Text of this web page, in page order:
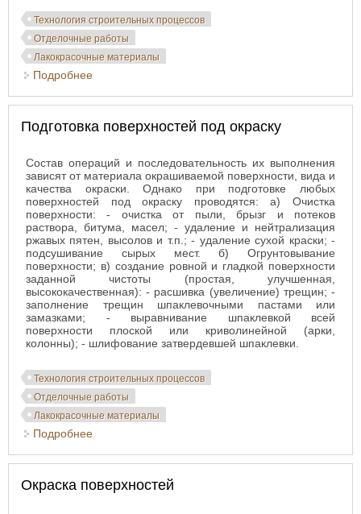
Технология строительных процессов
Отделочные работы
Лакокрасочные материалы
Подробнее
Подготовка поверхностей под окраску
Состав операций и последовательность их выполнения
зависят от материала окрашиваемой поверхности, вида и
качества окраски. Однако при подготовке любых
поверхностей под окраску проводятся: а) Очистка
поверхности: - очистка от пыли, брызг и потеков
раствора, битума, масел; - удаление и нейтрализация
ржавых пятен, высолов и т.п.; - удаление сухой краски; -
подсушивание сырых мест. б) Огрунтовывание
поверхности; в) создание ровной и гладкой поверхности
заданной чистоты (простая, улучшенная,
высококачественная): - расшивка (увеличение) трещин; -
заполнение трещин шпаклевочными пастами или
замазками; - выравнивание шпаклевкой всей
поверхности плоской или криволинейной (арки,
колонны); - шлифование затвердевшей шпаклевки.
Технология строительных процессов
Отделочные работы
Лакокрасочные материалы
Подробнее
Окраска поверхностей